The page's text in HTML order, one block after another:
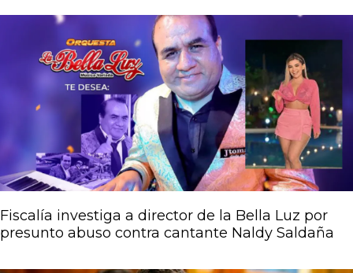
Fiscalía investiga a director de la Bella Luz por
presunto abuso contra cantante Naldy Saldaña
PáginaPágina
Página
Página
Página